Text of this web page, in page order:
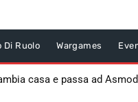
Di Ruolo Wargames
casa e passa ad